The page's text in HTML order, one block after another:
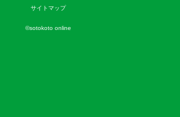
サイトマップ
©sotokoto online